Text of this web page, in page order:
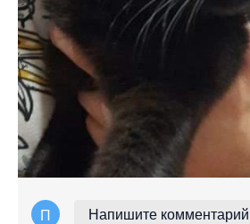
П Напишите комментарий